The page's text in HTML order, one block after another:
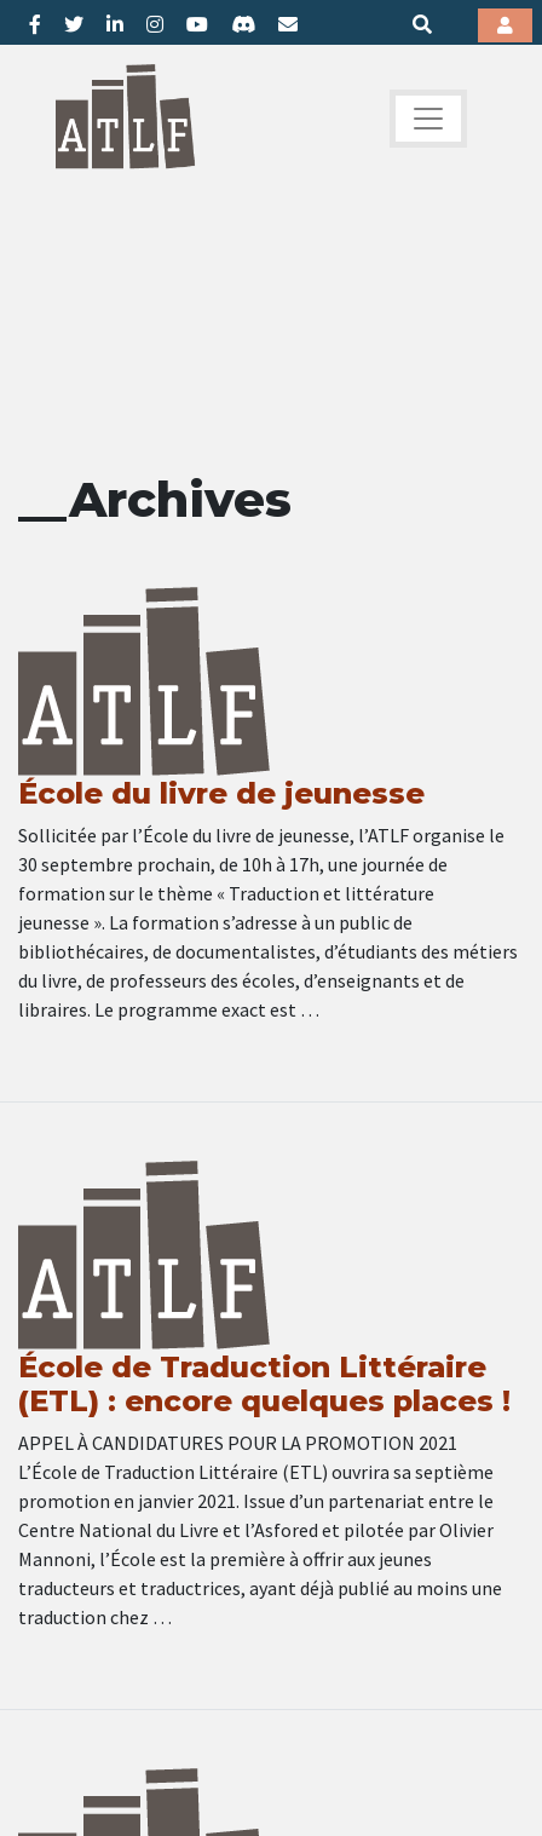
__Archives
École du livre de jeunesse
Sollicitée par l’École du livre de jeunesse, l’ATLF organise le
30 septembre prochain, de 10h à 17h, une journée de
formation sur le thème « Traduction et littérature
jeunesse ». La formation s’adresse à un public de
bibliothécaires, de documentalistes, d’étudiants des métiers
du livre, de professeurs des écoles, d’enseignants et de
libraires. Le programme exact est …
École de Traduction Littéraire
(ETL) : encore quelques places !
APPEL À CANDIDATURES POUR LA PROMOTION 2021
L’École de Traduction Littéraire (ETL) ouvrira sa septième
promotion en janvier 2021. Issue d’un partenariat entre le
Centre National du Livre et l’Asfored et pilotée par Olivier
Mannoni, l’École est la première à offrir aux jeunes
traducteurs et traductrices, ayant déjà publié au moins une
traduction chez …